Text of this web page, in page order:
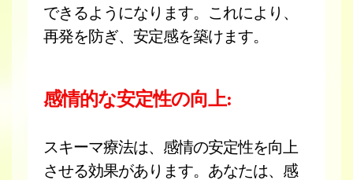
できるようになります。これにより、
再発を防ぎ、安定感を築けます。
感情的な安定性の向上:
スキーマ療法は、感情の安定性を向上
させる効果があります。あなたは、感